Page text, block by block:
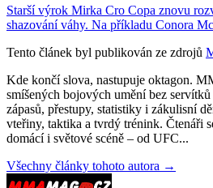
Starší výrok Mirka Cro Copa znovu
shazování váhy. Na příkladu Conora
Tento článek byl publikován ze zdrojů
Kde končí slova, nastupuje oktagon.
smíšených bojových umění bez
zápasů, přestupy, statistiky i zákulisní
vteřiny, taktika a tvrdý trénink. Čtenáři
domácí i světové scéně – od UFC...
Všechny články tohoto autora →